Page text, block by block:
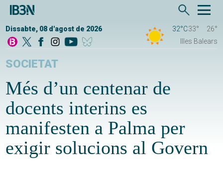
Dissabte, 08 d'agost de 2026 32°C33°
26°
Illes Balears
SOCIETAT
Més d’un centenar de
docents interins es
manifesten a Palma per
exigir solucions al Govern